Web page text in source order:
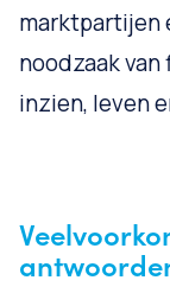
marktpartijen
noodzaak
inzien, leven